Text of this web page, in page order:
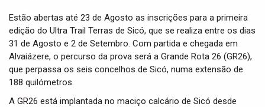
Estão abertas até 23 de Agosto as inscrições para a primeira
edição do Ultra Trail Terras de Sicó, que se realiza entre os dias
31 de Agosto e 2 de Setembro. Com partida e chegada em
Alvaiázere, o percurso da prova será a Grande Rota 26 (GR26),
que perpassa os seis concelhos de Sicó, numa extensão de
188 quilómetros.
A GR26 está implantada no maciço calcário de Sicó desde